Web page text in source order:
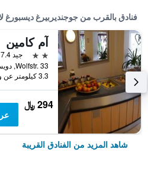
فنادق بالقرب من جوجنديربيرغ ديسبورغ
آم كامين
2 نجمتين
جيد 7.4
3.3 كيلومتر عن وسط المدينة
294 ﷼
شاهد المزيد من الفنادق القريبة